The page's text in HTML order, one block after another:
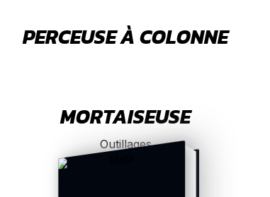
PERCEUSE À COLONNE
MORTAISEUSE
Outillages